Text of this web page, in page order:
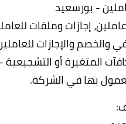
- بورسعيد
إجازات وملفات
والخصم والإجازات
المتغيرة أو التشجيعية
بها في الشركة.